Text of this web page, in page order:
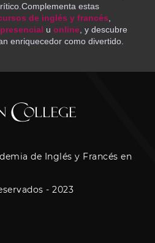
estas
de inglés y francés
presencial u online , y descubre
enriquecedor como divertido.
de Inglés y Francés en
- 2023